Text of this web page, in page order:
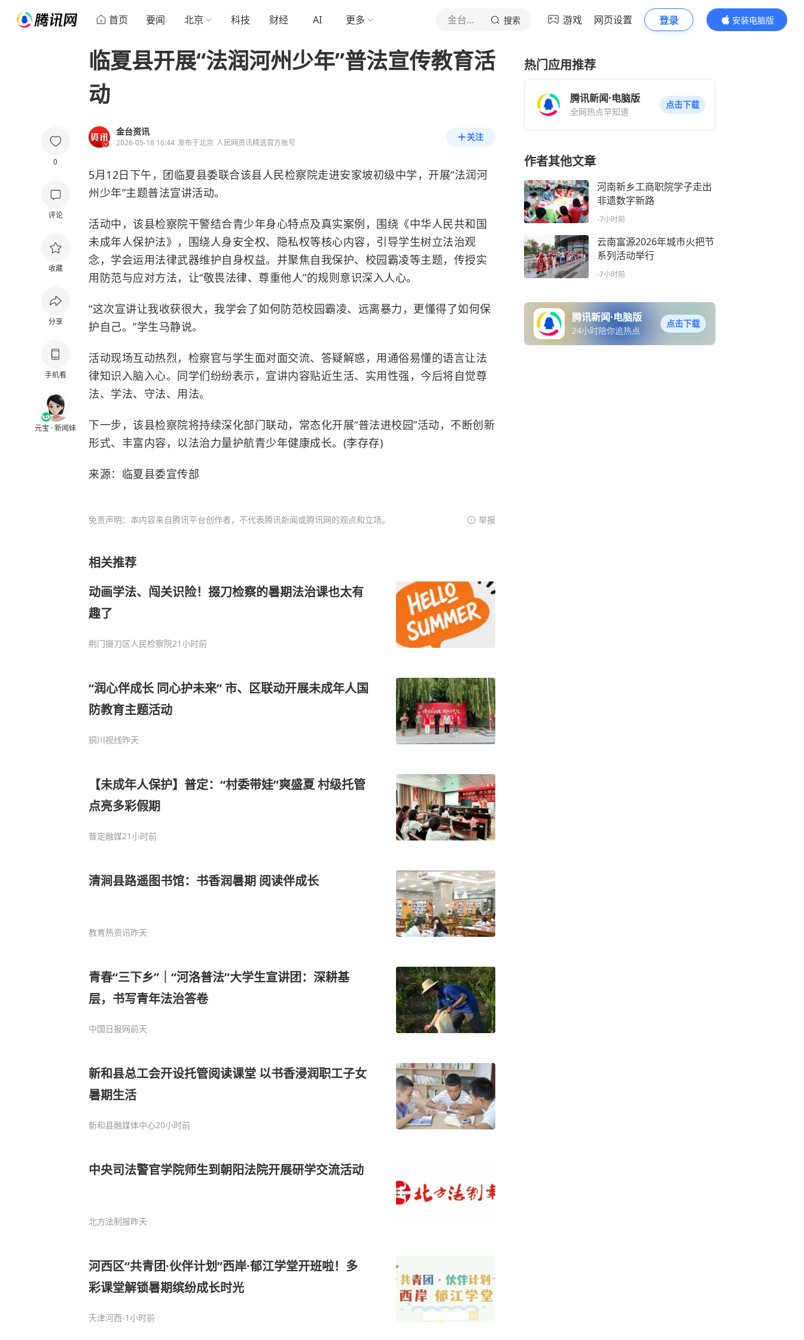
首页 要闻 北京 科技 财经 AI 更多 金台资讯 搜索 游戏 网页设置 登录
安装电脑版
内容更精彩
0
评论
收藏
分享
手机看
元宝 · 新闻妹
临夏县开展“法润河州少年”普法宣传教育活
动
金台资讯
2026-05-18 16:44 发布于北京 人民网资讯精选官方账号
关注
5月12日下午，团临夏县委联合该县人民检察院走进安家坡初级中学，开展“法润河
州少年”主题普法宣讲活动。
活动中，该县检察院干警结合青少年身心特点及真实案例，围绕《中华人民共和国
未成年人保护法》，围绕人身安全权、隐私权等核心内容，引导学生树立法治观
念，学会运用法律武器维护自身权益。并聚焦自我保护、校园霸凌等主题，传授实
用防范与应对方法，让“敬畏法律、尊重他人”的规则意识深入人心。
“这次宣讲让我收获很大，我学会了如何防范校园霸凌、远离暴力，更懂得了如何保
护自己。”学生马静说。
活动现场互动热烈，检察官与学生面对面交流、答疑解惑，用通俗易懂的语言让法
律知识入脑入心。同学们纷纷表示，宣讲内容贴近生活、实用性强，今后将自觉尊
法、学法、守法、用法。
下一步，该县检察院将持续深化部门联动，常态化开展“普法进校园”活动，不断创新
形式、丰富内容，以法治力量护航青少年健康成长。(李存存)
来源：临夏县委宣传部
免责声明：本内容来自腾讯平台创作者，不代表腾讯新闻或腾讯网的观点和立场。 举报
相关推荐
动画学法、闯关识险！掇刀检察的暑期法治课也太有
趣了
荆门掇刀区人民检察院21小时前
“润心伴成长 同心护未来” 市、区联动开展未成年人国
防教育主题活动
铜川视线昨天
【未成年人保护】普定：“村委带娃”爽盛夏 村级托管
点亮多彩假期
普定融媒21小时前
清涧县路遥图书馆：书香润暑期 阅读伴成长
教育热资讯昨天
青春“三下乡”｜“河洛普法”大学生宣讲团：深耕基
层，书写青年法治答卷
中国日报网前天
新和县总工会开设托管阅读课堂 以书香浸润职工子女
暑期生活
新和县融媒体中心20小时前
中央司法警官学院师生到朝阳法院开展研学交流活动
北方法制报昨天
河西区“共青团·伙伴计划”西岸·郁江学堂开班啦！多
彩课堂解锁暑期缤纷成长时光
天津河西-1小时前
热门应用推荐
腾讯新闻·电脑版
全网热点早知道
点击下载
作者其他文章
河南新乡工商职院学子走出
非遗数字新路
-7小时前
云南富源2026年城市火把节
系列活动举行
-7小时前
腾讯新闻·电脑版
24小时陪你追热点
点击下载